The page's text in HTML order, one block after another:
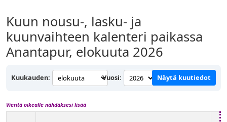
Kuun nousu-, lasku- ja
kuunvaihteen kalenteri paikassa
Anantapur, elokuuta 2026
Kuukauden: Vuosi: Näytä kuutiedot
Vieritä oikealle nähdäksesi lisää